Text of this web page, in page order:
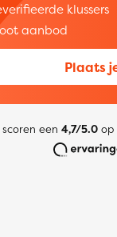
klussers
aanbod
Plaats
een 4,7/5.0op